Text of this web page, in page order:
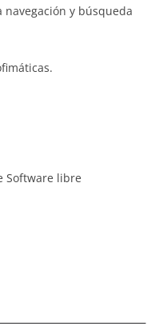
navegación y búsqueda
Software libre